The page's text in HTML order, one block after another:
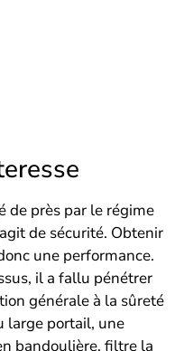
de près par le régime
de sécurité. Obtenir
une performance.
il a fallu pénétrer
générale à la sûreté
large portail, une
bandoulière, filtre la